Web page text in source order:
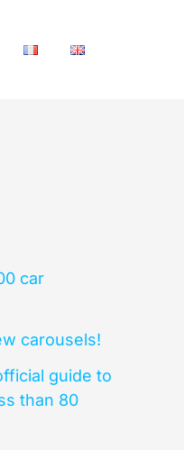
car
carousels!
guide to
than 80